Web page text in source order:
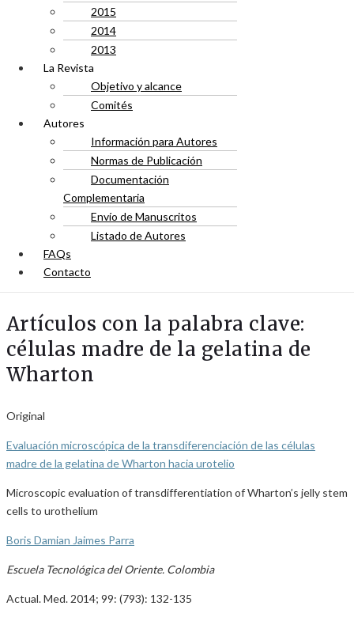
2015
2014
2013
La Revista
Objetivo y alcance
Comités
Autores
Información para Autores
Normas de Publicación
Documentación
Complementaria
Envío de Manuscritos
Listado de Autores
FAQs
Contacto
Artículos con la palabra clave:
células madre de la gelatina de
Wharton
Original
Evaluación microscópica de la transdiferenciación de las células
madre de la gelatina de Wharton hacia urotelio
Microscopic evaluation of transdifferentiation of Wharton’s jelly stem
cells to urothelium
Boris Damian Jaimes Parra
Escuela Tecnológica del Oriente. Colombia
Actual. Med. 2014; 99: (793): 132-135